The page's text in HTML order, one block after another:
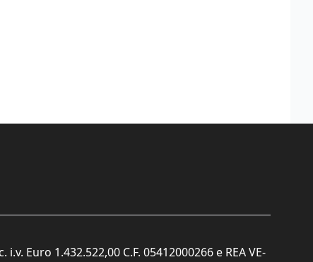
Euro 1.432.522,00 C.F. 05412000266 e REA VE-